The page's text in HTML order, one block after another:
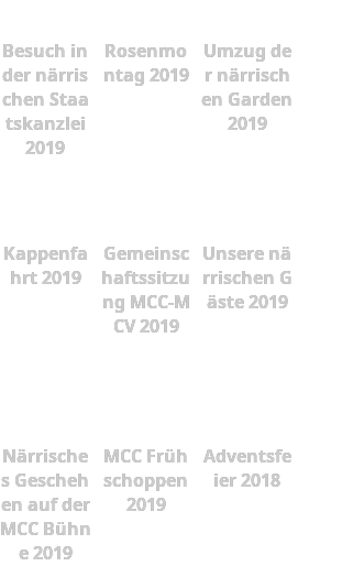
Besuch in
der närris
chen Staa
tskanzlei
2019
Rosenmo
ntag 2019
Umzug de
r närrisch
en Garden
2019
Kappenfa
hrt 2019
Gemeinsc
haftssitzu
ng MCC-M
CV 2019
Unsere nä
rrischen G
äste 2019
Närrische
s Gescheh
en auf der
MCC Bühn
e 2019
MCC Früh
schoppen
2019
Adventsfe
ier 2018